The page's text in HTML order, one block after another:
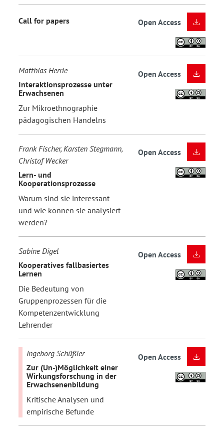
Call for papers Open Access
Matthias Herrle
Interaktionsprozesse unter
Erwachsenen
Zur Mikroethnographie
pädagogischen Handelns
Open Access
Frank Fischer, Karsten Stegmann,
Christof Wecker
Lern- und
Kooperationsprozesse
Warum sind sie interessant
und wie können sie analysiert
werden?
Open Access
Sabine Digel
Kooperatives fallbasiertes
Lernen
Die Bedeutung von
Gruppenprozessen für die
Kompetenzentwicklung
Lehrender
Open Access
Ingeborg Schüßler
Zur (Un-)Möglichkeit einer
Wirkungsforschung in der
Erwachsenenbildung
Kritische Analysen und
empirische Befunde
Open Access